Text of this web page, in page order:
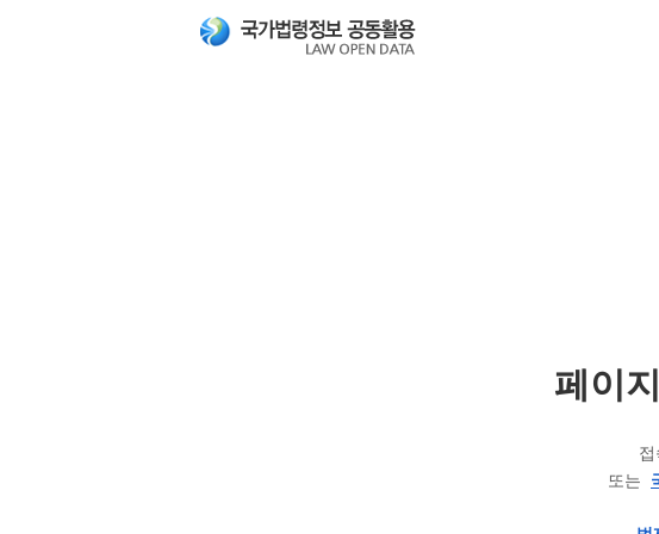
페이
또는